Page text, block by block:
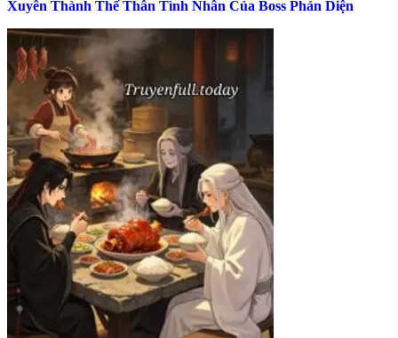
Xuyên Thành Thế Thân Tình Nhân Của Boss Phản Diện